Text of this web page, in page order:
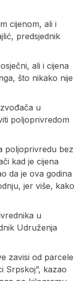
cijenom, ali i
predsjednik
ali i cijena
što nikako nije
u
poljoprivredom
poljoprivredu bez
kad je cijena
da je ova godina
jer više, kako
u
Udruženja
zavisi od parcele
Srpskoj”, kazao